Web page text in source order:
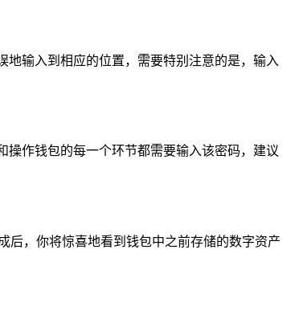
输入到相应的位置，需要特别注意的是，输入
操作钱包的每一个环节都需要输入该密码，建议
后，你将惊喜地看到钱包中之前存储的数字资产